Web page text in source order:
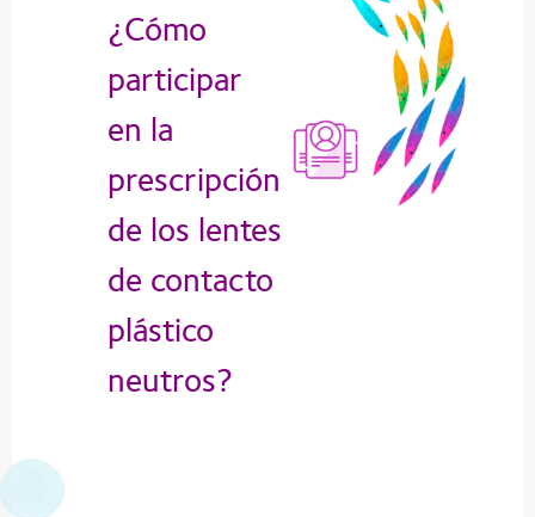
¿Cómo
participar
en la
prescripción
de los lentes
de contacto
plástico
neutros?